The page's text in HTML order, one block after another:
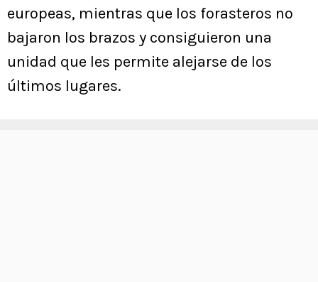
europeas, mientras que los forasteros no
bajaron los brazos y consiguieron una
unidad que les permite alejarse de los
últimos lugares.